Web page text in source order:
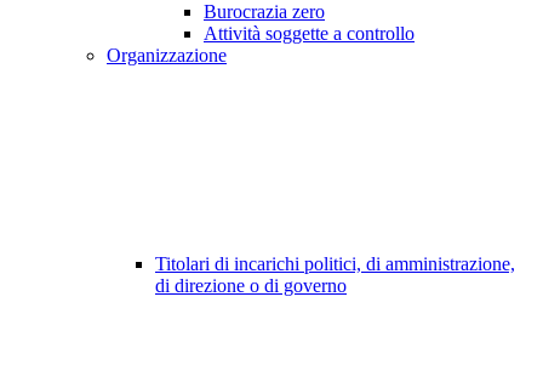
Burocrazia zero
Attività soggette a controllo
Organizzazione
Titolari di incarichi politici, di amministrazione,
di direzione o di governo